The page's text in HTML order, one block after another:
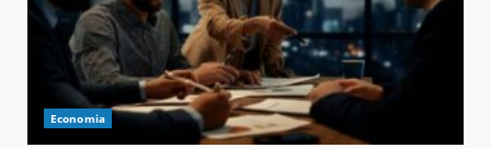
Economia